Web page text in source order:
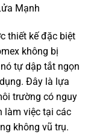
Mạnh
thiết kế đặc biệt
không bị
tự dập tắt ngọn
Đây là lựa
trường có nguy
làm việc tại các
không vũ trụ.